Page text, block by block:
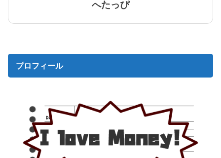
へたっぴ
プロフィール